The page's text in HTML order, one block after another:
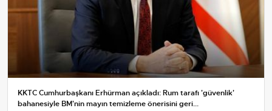
KKTC Cumhurbaşkanı Erhürman açıkladı: Rum tarafı 'güvenlik'
bahanesiyle BM'nin mayın temizleme önerisini geri...